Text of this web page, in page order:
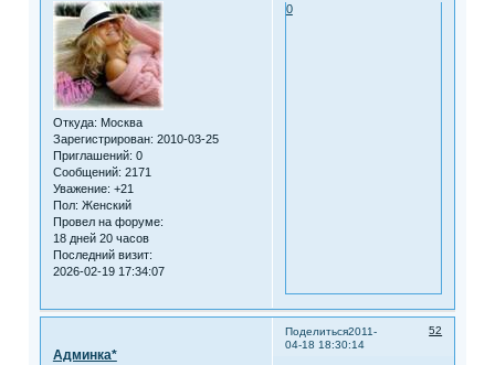
Откуда: Москва
Зарегистрирован: 2010-03-25
Приглашений: 0
Сообщений: 2171
Уважение: +21
Пол: Женский
Провел на форуме:
18 дней 20 часов
Последний визит:
2026-02-19 17:34:07
0
Поделиться 52
2011-
04-18 18:30:14
Админка*